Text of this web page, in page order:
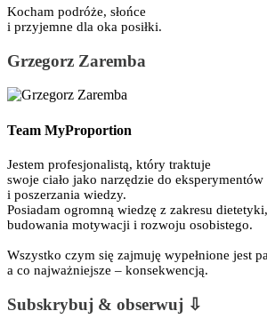
Kocham podróże, słońce
i przyjemne dla oka posiłki.
Grzegorz Zaremba
Team MyProportion
Jestem profesjonalistą, który traktuje
swoje ciało jako narzędzie do eksperymentów
i poszerzania wiedzy.
Posiadam ogromną wiedzę z zakresu dietetyki,
budowania motywacji i rozwoju osobistego.
Wszystko czym się zajmuję wypełnione jest
a co najważniejsze – konsekwencją.
Subskrybuj & obserwuj ⇩